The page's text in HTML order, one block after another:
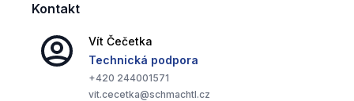
Protiradiační instalace
Instalační řešení pro bezolovnaté a olovnaté
protiradiační stěny nabízejí spolehlivou ochranu proti
Kontakt
Vít Čečetka
Technická podpora
+420 244001571
vit.cecetka@schmachtl.cz